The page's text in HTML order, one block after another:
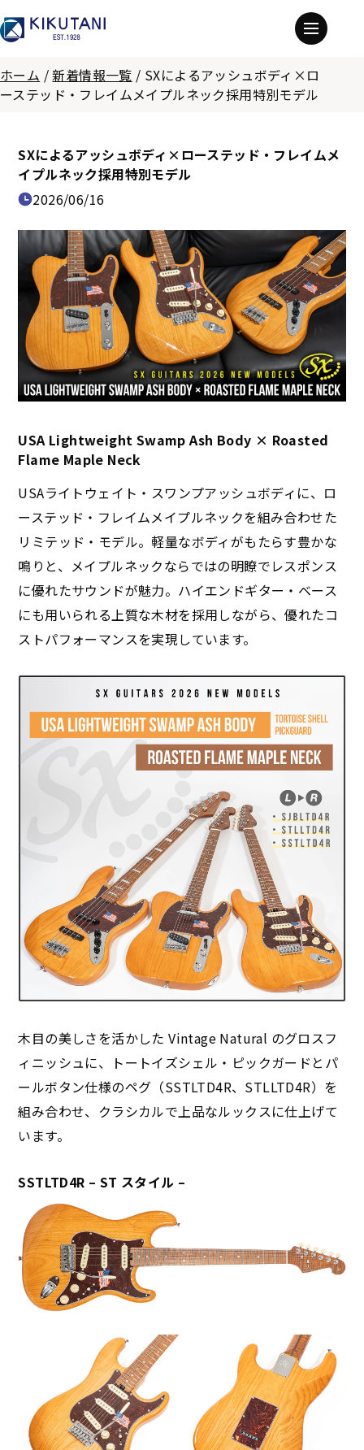
ホーム /新着情報一覧 / SXによるアッシュボディ×ロ
ーステッド・フレイムメイプルネック採用特別モデル
SXによるアッシュボディ×ローステッド・フレイムメ
イプルネック採用特別モデル
2026/06/16
USA Lightweight Swamp Ash Body × Roasted
Flame Maple Neck
USAライトウェイト・スワンプアッシュボディに、ロ
ーステッド・フレイムメイプルネックを組み合わせた
リミテッド・モデル。軽量なボディがもたらす豊かな
鳴りと、メイプルネックならではの明瞭でレスポンス
に優れたサウンドが魅力。ハイエンドギター・ベース
にも用いられる上質な木材を採用しながら、優れたコ
ストパフォーマンスを実現しています。
木目の美しさを活かした Vintage Natural のグロスフ
ィニッシュに、トートイズシェル・ピックガードとパ
ールボタン仕様のペグ（SSTLTD4R、STLLTD4R）を
組み合わせ、クラシカルで上品なルックスに仕上げて
います。
SSTLTD4R – ST スタイル –